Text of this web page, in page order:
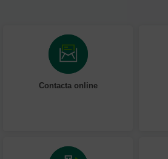
Contacta online